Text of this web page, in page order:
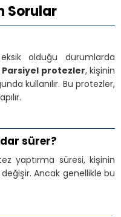
Sorular
olduğu durumlarda
Parsiyel protezler, kişinin
kullanılır. Bu protezler,
sürer?
yaptırma süresi, kişinin
Ancak genellikle bu